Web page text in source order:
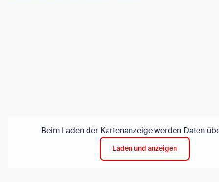
Beim Laden der Kartenanzeige werden Daten
Laden und anzeigen